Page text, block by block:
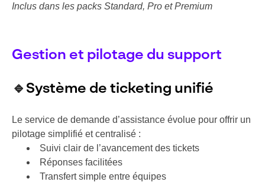
Inclus dans les packs Standard, Pro et Premium
Gestion et pilotage du support
🔹 Système de ticketing unifié
Le service de demande d’assistance évolue pour offrir un
pilotage simplifié et centralisé :
Suivi clair de l’avancement des tickets
Réponses facilitées
Transfert simple entre équipes